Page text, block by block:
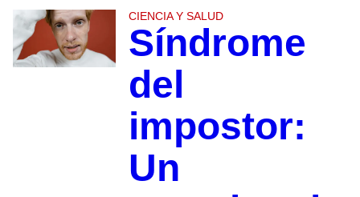
CIENCIA Y SALUD
Síndrome
del
impostor:
Un